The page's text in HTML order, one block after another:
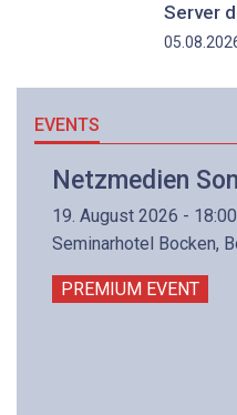
Server
EVENTS
Netzmedien
19. August 2026 -
Seminarhotel Bocken,
PREMIUM EVENT